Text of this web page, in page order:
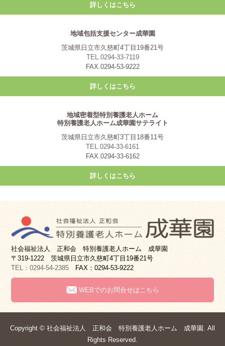
詳しくはこちら
地域包括支援センター成華園
茨城県日立市久慈町4丁目19番21号
TEL.0294-33-7119
FAX.0294-53-9222
詳しくはこちら
地域密着型特別養護老人ホーム
特別養護老人ホーム成華園サテライト
茨城県日立市久慈町3丁目18番11号
TEL.0294-33-6161
FAX.0294-33-6162
詳しくはこちら
社会福祉法人 正和会 特別養護老人ホーム 成華園
〒319-1222 茨城県日立市久慈町4丁目19番21号
TEL：0294-54-2385 FAX：0294-53-9222
WEBでのお問合せはこちら
Copyright © 社会福祉法人 正和会 特別養護老人ホーム 成華園. All
Rights Reserved.